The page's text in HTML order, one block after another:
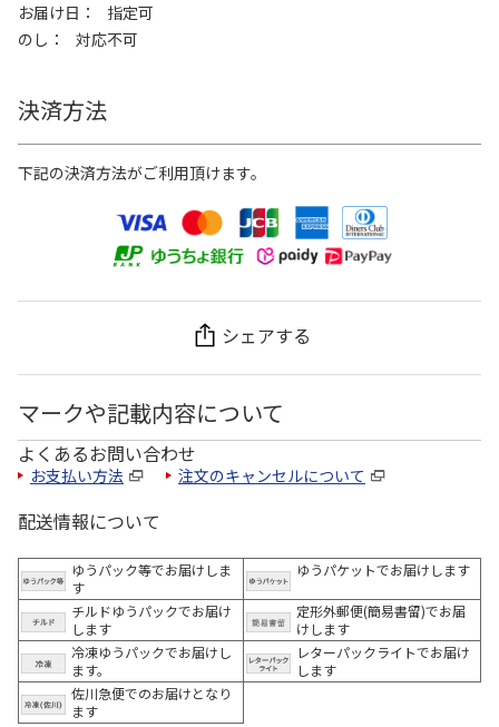
お届け日
指定可
のし
対応不可
決済方法
下記の決済方法がご利用頂けます。
シェアする
マークや記載内容について
よくあるお問い合わせ
お支払い方法 注文のキャンセルについて
配送情報について
ゆうパック等でお届けしま
す
ゆうパケットでお届けします
チルドゆうパックでお届け
します
定形外郵便(簡易書留)でお届
けします
冷凍ゆうパックでお届けし
ます。
レターパックライトでお届け
します
佐川急便でのお届けとなり
ます